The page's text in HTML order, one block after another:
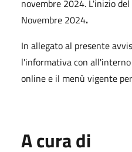
novembre 2024. L'inizio
Novembre 2024.
In allegato al presente
l'informativa con
online e il menù vigente
A cura di